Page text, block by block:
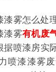
漆雾怎么处
漆雾有机废
据喷漆房实
喷漆漆雾